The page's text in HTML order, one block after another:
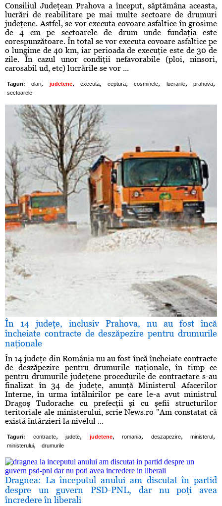
Consiliul Judeţean Prahova a început, săptămâna aceasta,
lucrări de reabilitare pe mai multe sectoare de drumuri
judeţene. Astfel, se vor executa covoare asfaltice în grosime
de 4 cm pe sectoarele de drum unde fundaţia este
corespunzătoare. În total se vor executa covoare asfaltice pe
o lungime de 40 km, iar perioada de execuţie este de 30 de
zile. În cazul unor condiţii nefavorabile (ploi, ninsori,
carosabil ud, etc) lucrările se vor ...
Taguri: olari, judetene, executa, ceptura, cosminele, lucrarile, prahova,
sectoarele
În 14 judeţe, inclusiv Prahova, nu au fost încă
încheiate contracte de deszăpezire pentru drumurile
naţionale
În 14 judeţe din România nu au fost încă încheiate contracte
de deszăpezire pentru drumurile naţionale, în timp ce
pentru drumurile judeţene procedurile de contractare s-au
finalizat în 34 de judeţe, anunţă Ministerul Afacerilor
Interne, în urma întâlnirilor pe care le-a avut ministrul
Dragoş Tudorache cu prefecţii şi cu şefii structurilor
teritoriale ale ministerului, scrie News.ro "Am constatat că
există întârzieri la nivelul ...
Taguri: contracte, judete, judetene, romania, deszapezire, ministerul ,
ministerului, drumurile
Dragnea: La începutul anului am discutat în partid
despre un guvern PSD-PNL, dar nu poţi avea
încredere în liberali